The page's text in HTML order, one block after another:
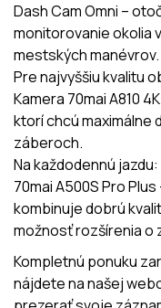
Dash Cam Omni –
monitorovanie okolia
mestských manévrov.
Pre najvyššiu kvalitu
Kamera 70mai A810
ktorí chcú maximálne
záberoch.
Na každodennú jazdu:
70mai A500S Pro
kombinuje dobrú
možnosť rozšírenia o
Kompletnú ponuku
nájdete na našej